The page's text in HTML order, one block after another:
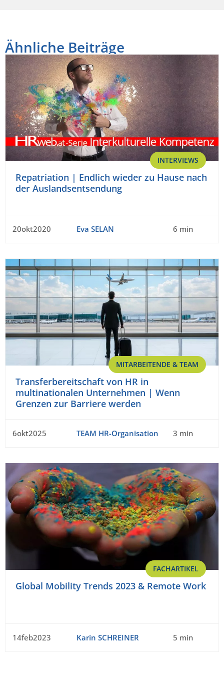
Ähnliche Beiträge
INTERVIEWS
Repatriation | Endlich wieder zu Hause nach
der Auslandsentsendung
20okt2020 Eva SELAN 6 min
MITARBEITENDE & TEAM
Transferbereitschaft von HR in
multinationalen Unternehmen | Wenn
Grenzen zur Barriere werden
6okt2025 TEAM HR-Organisation 3 min
FACHARTIKEL
Global Mobility Trends 2023 & Remote Work
14feb2023 Karin SCHREINER 5 min